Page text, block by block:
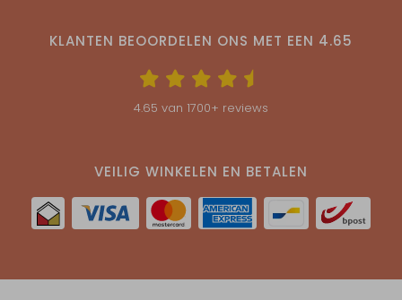
KLANTEN BEOORDELEN ONS MET EEN 4.65
4.65 van 1700+ reviews
VEILIG WINKELEN EN BETALEN